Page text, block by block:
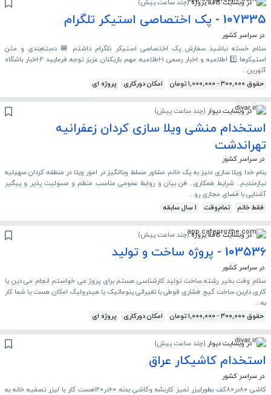
در وبسایت کافه پروژه (چند ساعت پیش)
107335 - پک اختصاصی استیکر تلگرام
در سراسر کشور
سلام خسته نباشید سفارش پک اختصاصی استیکر تلگرام داشتم 🟦 دسته‌بندی و متن
استیکرها 1️⃣ اطلاعیه و اخبار رسمی ۱-اطلاعیه مهم بازیکنان عزیز توجه فرمایید ۲-اخبار باشگاه
آتورین...
حقوق 300,000 - 1,000,000 تومان
امکان دورکاری پروژه ای
در وبسایت دیوار (چند ساعت پیش)
استخدام منشی ویلا سازی کردان زعفرانیه
تهراندشت
در سراسر کشور
بنام خدا ویلا سازی دنیز به یک خانم مشاور مسلط وباانگیز در امور ویلا در منطقه کردان سهیلیه
نیازمندیم.. شرایط همکاری.. فن بیان و روابط عمومی مناسب منظم و مسولیت پذیر و پیگیر
آشنایی با فضای مجازی رو...
فقط خانم
تمام‌وقت 1 سال سابقه
در وبسایت کافه پروژه (چند ساعت پیش)
103536 - پروژه ساخت و تولید
در سراسر کشور
سلام وقت بخیر رشته ساخت تولید کارشناسی هستم برای پروژ می خواستم انجام می دین یا
کاری دارین ساخت گیج فشاری قوطی با تغیراتی پنوماتیک یا هیدرولیک امکان هست یا شما کار
به...
حقوق 300,000 - 1,000,000 تومان
امکان دورکاری پروژه ای
در وبسایت دیوار (چند ساعت پیش)
استخدام کاشیکار عراق
در سراسر کشور
کاشی ۸۰در۸۰کف بطورلیزر تمیز کاربشه وکاشی بدنه ۶۰در۱۲۰هست کار با لیزر تصفیه خانه به